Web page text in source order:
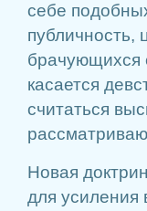
себе
публичность,
брачующихся
касается
считаться
Новая
для усиления